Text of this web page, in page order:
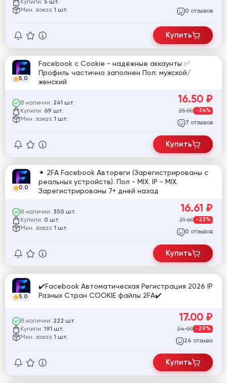
Купили: 5 шт.
Мин. заказ: 1 шт. 0 отзывов
Купить
5.0
Facebook с Cookie - надёжные аккаунты ✅
Профиль частично заполнен Пол: мужской/
женский
В наличии: 241 шт.
Купили: 69 шт.
Мин. заказ: 1 шт.
16.50 ₽
25.00 -34%
7 отзывов
Купить
0.0
✦ 2FA Facebook Автореги (Зарегистрированы с
реальных устройств). Пол - MIX. IP - MIX.
Зарегистрированы 7+ дней назад
В наличии: 350 шт.
Купили: 0 шт.
Мин. заказ: 1 шт.
16.61 ₽
21.60 -23%
0 отзывов
Купить
5.0
✔️Facebook Автоматическая Регистрация 2026 IP
Разных Стран COOKIE файлы 2FA✔️
В наличии: 222 шт.
Купили: 191 шт.
Мин. заказ: 1 шт.
17.00 ₽
24.00 -29%
24 отзыва
Купить